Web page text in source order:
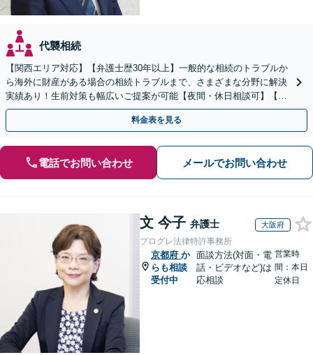
代襲相続
【関西エリア対応】【弁護士歴30年以上】一般的な相続のトラブルか
ら海外に財産がある場合の相続トラブルまで、さまざまな分野に解決
実績あり！生前対策も幅広いご提案が可能【夜間・休日相談可】【完
全個室】
料金表を見る
電話でお問い合わせ メールでお問い合わせ
文 今子 弁護士 大阪府
プログレ法律特許事務所
京都府 か
らも相談
受付中
面談方法(対面・電
話・ビデオなど)は
応相談
営業時
間：本日
定休日